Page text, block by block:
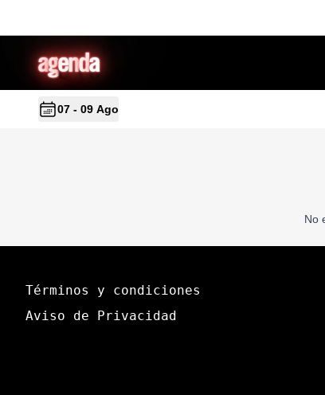
agenda
07 - 09 Ago
No
Términos y condiciones
Aviso de Privacidad